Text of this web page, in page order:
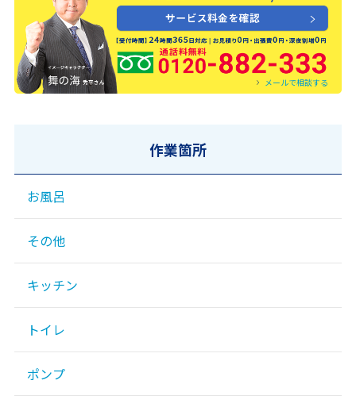
0120-882-333
メールで相談する
作業箇所
お風呂
その他
キッチン
トイレ
ポンプ